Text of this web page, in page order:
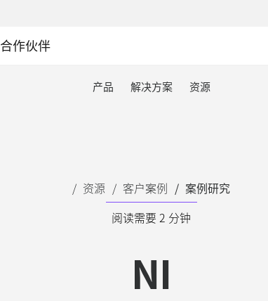
合作伙伴
产品 解决方案 资源
资源 客户案例
案例研究
阅读需要 2 分钟
NI